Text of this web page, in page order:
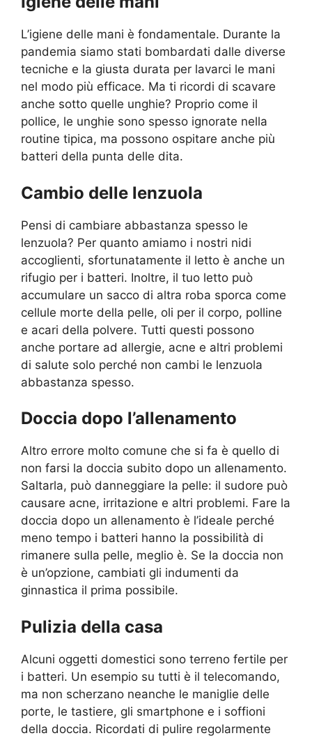
L’igiene delle mani è fondamentale. Durante la
pandemia siamo stati bombardati dalle diverse
tecniche e la giusta durata per lavarci le mani
nel modo più efficace. Ma ti ricordi di scavare
anche sotto quelle unghie? Proprio come il
pollice, le unghie sono spesso ignorate nella
routine tipica, ma possono ospitare anche più
batteri della punta delle dita.
Cambio delle lenzuola
Pensi di cambiare abbastanza spesso le
lenzuola? Per quanto amiamo i nostri nidi
accoglienti, sfortunatamente il letto è anche un
rifugio per i batteri. Inoltre, il tuo letto può
accumulare un sacco di altra roba sporca come
cellule morte della pelle, oli per il corpo, polline
e acari della polvere. Tutti questi possono
anche portare ad allergie, acne e altri problemi
di salute solo perché non cambi le lenzuola
abbastanza spesso.
Doccia dopo l’allenamento
Altro errore molto comune che si fa è quello di
non farsi la doccia subito dopo un allenamento.
Saltarla, può danneggiare la pelle: il sudore può
causare acne, irritazione e altri problemi. Fare la
doccia dopo un allenamento è l’ideale perché
meno tempo i batteri hanno la possibilità di
rimanere sulla pelle, meglio è. Se la doccia non
è un’opzione, cambiati gli indumenti da
ginnastica il prima possibile.
Pulizia della casa
Alcuni oggetti domestici sono terreno fertile per
i batteri. Un esempio su tutti è il telecomando,
ma non scherzano neanche le maniglie delle
porte, le tastiere, gli smartphone e i soffioni
della doccia. Ricordati di pulire regolarmente